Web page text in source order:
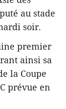
au stade
soir.
premier
ainsi sa
la Coupe
prévue en